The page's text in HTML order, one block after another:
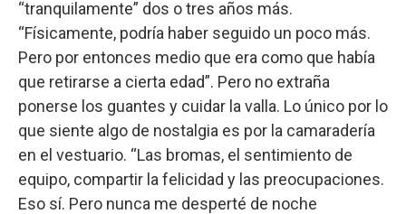
“tranquilamente” dos o tres años más.
“Físicamente, podría haber seguido un poco más.
Pero por entonces medio que era como que había
que retirarse a cierta edad”. Pero no extraña
ponerse los guantes y cuidar la valla. Lo único por lo
que siente algo de nostalgia es por la camaradería
en el vestuario. “Las bromas, el sentimiento de
equipo, compartir la felicidad y las preocupaciones.
Eso sí. Pero nunca me desperté de noche